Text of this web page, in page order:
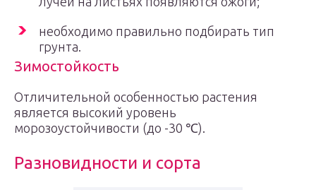
необходимо правильно подбирать тип
грунта.
Зимостойкость
Отличительной особенностью растения
является высокий уровень
морозоустойчивости (до -30 ℃).
Разновидности и сорта